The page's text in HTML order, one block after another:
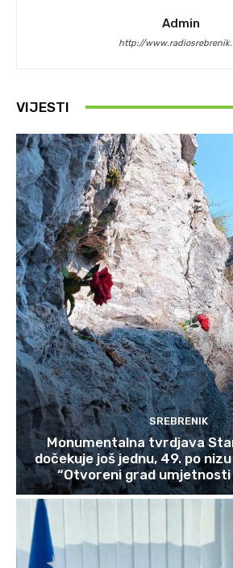
Admin
http://
VIJESTI
SREBRENIK
Monumentalna tvrdjava
dočekuje još jednu, 49. po
“Otvoreni grad umjetnosti